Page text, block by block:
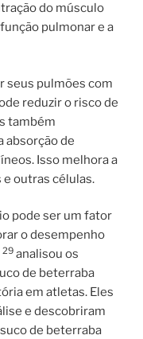
do músculo
pulmonar e a
seus pulmões com
reduzir o risco de
também
absorção de
Isso melhora a
outras células.
pode ser um fator
o desempenho
29 analisou os
de beterraba
em atletas. Eles
e descobriram
de beterraba